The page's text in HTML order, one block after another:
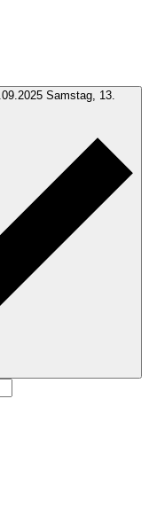
Samstag, 13.